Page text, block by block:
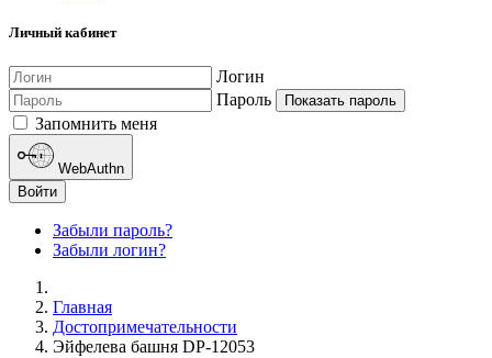
Личный кабинет
Логин
Пароль
Показать пароль
Запомнить меня
WebAuthn
Войти
Забыли пароль?
Забыли логин?
Главная
Достопримечательности
Эйфелева башня DP-12053